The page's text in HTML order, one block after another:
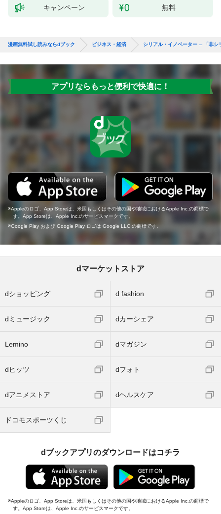
キャンペーン 無料
漫画無料試し読みならdブック ビジネス・経済 シリアル・イノベーター ─ 「非シ
アプリならもっと便利で快適に！
Appleのロゴ、App Storeは、米国もしくはその他の国や地域におけるApple Inc.の商標で
す。App Storeは、Apple Inc.のサービスマークです。
Google Play および Google Play ロゴは Google LLC の商標です。
dマーケットストア
dショッピング d fashion
dミュージック dカーシェア
Lemino dマガジン
dヒッツ dフォト
dアニメストア dヘルスケア
ドコモスポーツくじ
dブックアプリのダウンロードはコチラ
Appleのロゴ、App Storeは、米国もしくはその他の国や地域におけるApple Inc.の商標で
す。App Storeは、Apple Inc.のサービスマークです。